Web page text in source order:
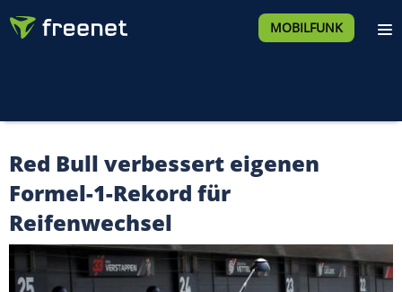
MOBILFUNK
Red Bull verbessert eigenen
Formel-1-Rekord für
Reifenwechsel